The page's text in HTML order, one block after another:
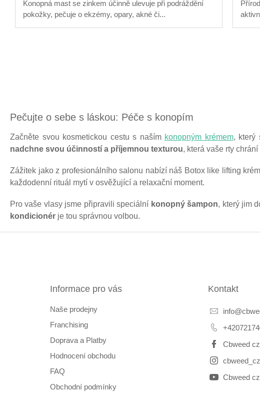
Konopná mast se zinkem účinně ulevuje při podráždění
pokožky, pečuje o ekzémy, opary, akné či...
Pečujte o sebe s láskou: Péče s konopím
Začněte svou kosmetickou cestu s naším konopným krémem, který
nadchne svou účinností a příjemnou texturou, která vaše rty
Zážitek jako z profesionálního salonu nabízí náš Botox like lifting
každodenní rituál mytí v osvěžující a relaxační moment.
Pro vaše vlasy jsme připravili speciální konopný šampon, který jim
kondicionér je tou správnou volbou.
Informace pro vás
Naše prodejny
Franchising
Doprava a Platby
Hodnocení obchodu
FAQ
Obchodní podmínky
Kontakt
info@
Cbweed
Cbweed